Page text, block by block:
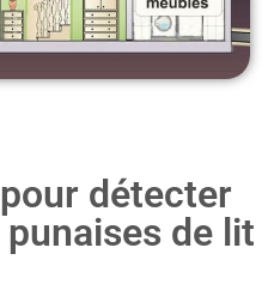
détecter
de lit